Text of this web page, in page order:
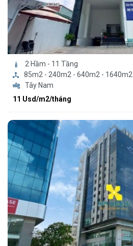
2 Hầm - 11 Tầng
85m2 - 240m2 - 640m2 - 1640m2
Tây Nam
11 Usd/m2/tháng